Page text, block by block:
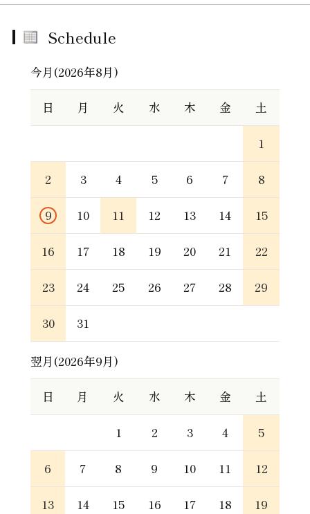
Schedule
今月(2026年8月)
日 月 火 水 木 金 土
1
2 3 4 5 6 7 8
9 10 11 12 13 14 15
16 17 18 19 20 21 22
23 24 25 26 27 28 29
30 31
翌月(2026年9月)
日 月 火 水 木 金 土
1 2 3 4 5
6 7 8 9 10 11 12
13 14 15 16 17 18 19